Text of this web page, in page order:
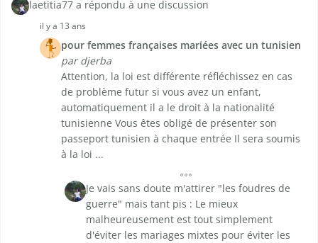
laetitia77 a répondu à une discussion
il y a 13 ans
pour femmes françaises mariées avec un tunisien
par djerba
Attention, la loi est différente réfléchissez en cas
de problème futur si vous avez un enfant,
automatiquement il a le droit à la nationalité
tunisienne Vous êtes obligé de présenter son
passeport tunisien à chaque entrée Il sera soumis
à la loi ...
Je vais sans doute m'attirer "les foudres de
guerre" mais tant pis : Le mieux
malheureusement est tout simplement
d'éviter les mariages mixtes pour éviter les